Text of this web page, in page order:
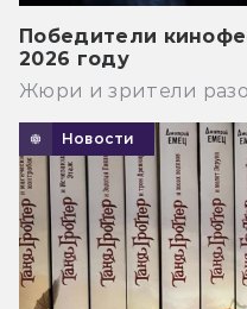
Победители
2026 году
Жюри и зрители
Новости